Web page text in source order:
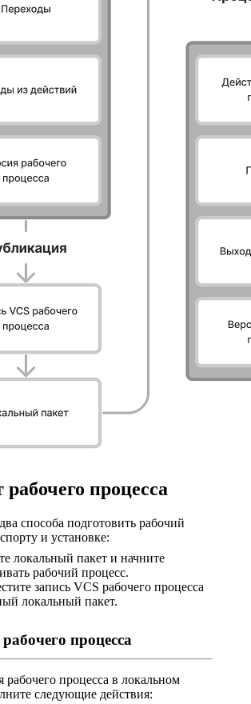
рабочего процесса
способа подготовить рабочий
и установке:
локальный пакет и начните
рабочий процесс.
запись VCS рабочего процесса
локальный пакет.
процесса
рабочего процесса в локальном
следующие действия: